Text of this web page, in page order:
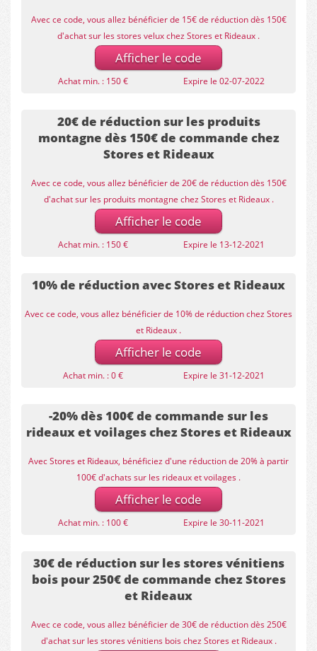
Avec ce code, vous allez bénéficier de 15€ de réduction dès 150€
d'achat sur les stores velux chez Stores et Rideaux .
Afficher le code
Achat min. : 150 € Expire le 02-07-2022
20€ de réduction sur les produits
montagne dès 150€ de commande chez
Stores et Rideaux
Avec ce code, vous allez bénéficier de 20€ de réduction dès 150€
d'achat sur les produits montagne chez Stores et Rideaux .
Afficher le code
Achat min. : 150 € Expire le 13-12-2021
10% de réduction avec Stores et Rideaux
Avec ce code, vous allez bénéficier de 10% de réduction chez Stores
et Rideaux .
Afficher le code
Achat min. : 0 € Expire le 31-12-2021
-20% dès 100€ de commande sur les
rideaux et voilages chez Stores et Rideaux
Avec Stores et Rideaux, bénéficiez d'une réduction de 20% à partir
100€ d'achats sur les rideaux et voilages .
Afficher le code
Achat min. : 100 € Expire le 30-11-2021
30€ de réduction sur les stores vénitiens
bois pour 250€ de commande chez Stores
et Rideaux
Avec ce code, vous allez bénéficier de 30€ de réduction dès 250€
d'achat sur les stores vénitiens bois chez Stores et Rideaux .